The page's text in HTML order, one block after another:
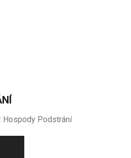
Hospody Podstrání